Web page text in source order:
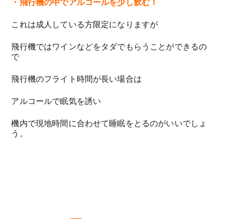
・飛行機の中でアルコールを少し飲む！
これは成人している方限定になりますが
飛行機ではワインなどをタダでもらうことができるの
で
飛行機のフライト時間が長い場合は
アルコールで眠気を誘い
機内で現地時間に合わせて睡眠をとるのがいいでしょ
う。